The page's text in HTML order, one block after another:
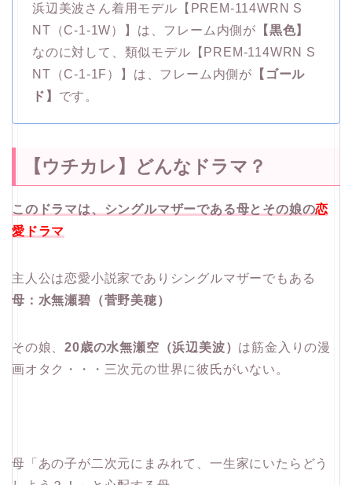
浜辺美波さん着用モデル【PREM-114WRN S
NT（C-1-1W）】は、フレーム内側が 【黒色】
なのに対して、類似モデル【PREM-114WRN S
NT（C-1-1F）】は、フレーム内側が 【ゴール
ド】 です。
【ウチカレ】どんなドラマ？
このドラマは、シングルマザーである母とその娘の恋
愛ドラマ
主人公は恋愛小説家でありシングルマザーでもある
母：水無瀬碧（菅野美穂）
その娘、20歳の水無瀬空（浜辺美波） は筋金入りの漫
画オタク・・・三次元の世界に彼氏がいない。
母「あの子が二次元にまみれて、一生家にいたらどう